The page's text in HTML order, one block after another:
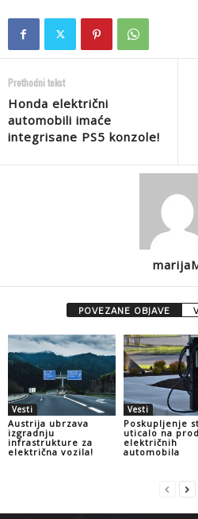
Prethodni tekst
Honda električni
automobili imaće
integrisane PS5 konzole!
POVEZANE OBJAVE
Vesti
Austrija ubrzava
izgradnju
infrastrukture za
električna vozila!
Vesti
Poskupljenje
uticalo na
električnih
automobila